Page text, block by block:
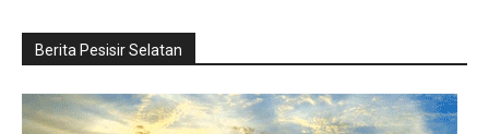
Berita Pesisir Selatan